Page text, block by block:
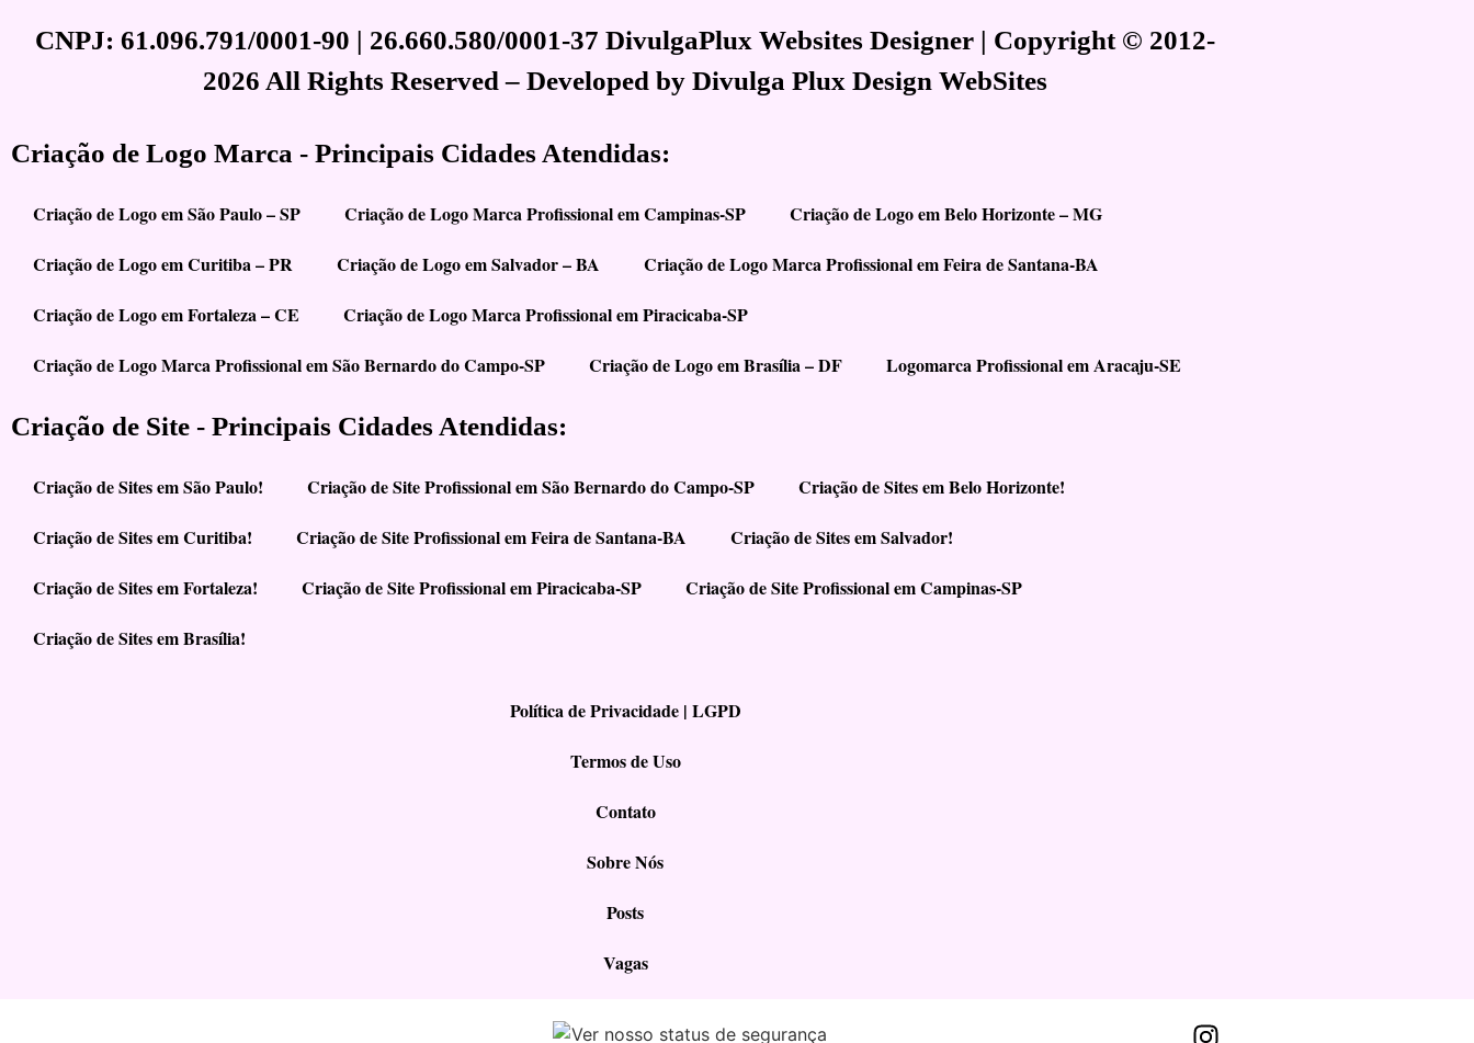
CNPJ: 61.096.791/0001-90 | 26.660.580/0001-37 DivulgaPlux Websites Designer | Copyright © 2012-
2026 All Rights Reserved – Developed by Divulga Plux Design WebSites
Criação de Logo Marca - Principais Cidades Atendidas:
Criação de Logo em São Paulo – SP Criação de Logo Marca Profissional em Campinas-SP
Criação de Logo em Belo Horizonte – MG
Criação de Logo em Curitiba – PR
Criação de Logo em Salvador – BA
Criação de Logo Marca Profissional em Feira de Santana-BA
Criação de Logo em Fortaleza – CE
Criação de Logo Marca Profissional em Piracicaba-SP
Criação de Logo Marca Profissional em São Bernardo do Campo-SP
Criação de Logo em Brasília – DF Logomarca Profissional em Aracaju-SE
Criação de Site - Principais Cidades Atendidas:
Criação de Sites em São Paulo! Criação de Site Profissional em São Bernardo do Campo-SP
Criação de Sites em Belo Horizonte!
Criação de Sites em Curitiba!
Criação de Site Profissional em Feira de Santana-BA
Criação de Sites em Salvador!
Criação de Sites em Fortaleza!
Criação de Site Profissional em Piracicaba-SP
Criação de Site Profissional em Campinas-SP
Criação de Sites em Brasília!
Política de Privacidade | LGPD
Termos de Uso
Contato
Sobre Nós
Posts
Vagas